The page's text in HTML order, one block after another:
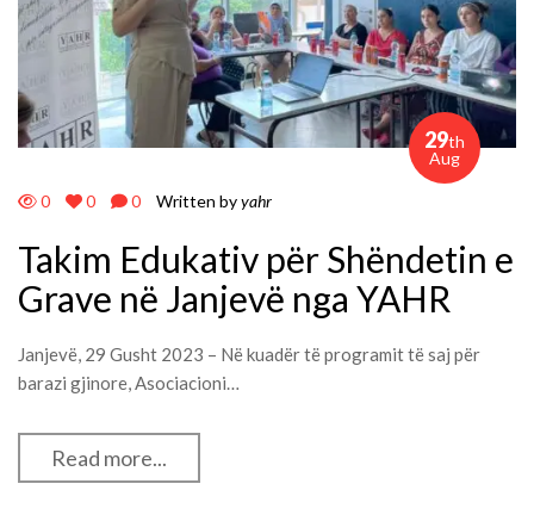
29th
Aug
0 0 0 Written byyahr
Takim Edukativ për Shëndetin e
Grave në Janjevë nga YAHR
Janjevë, 29 Gusht 2023 – Në kuadër të programit të saj për
barazi gjinore, Asociacioni…
Read more...